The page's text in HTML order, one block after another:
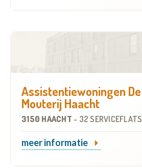
Assistentiewoningen De
Mouterij Haacht
3150 HAACHT - 32 SERVICEFLATS
meer informatie